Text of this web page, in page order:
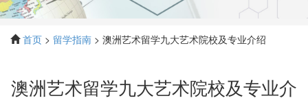
首页 > 留学指南 > 澳洲艺术留学九大艺术院校及专业介绍
澳洲艺术留学九大艺术院校及专业介